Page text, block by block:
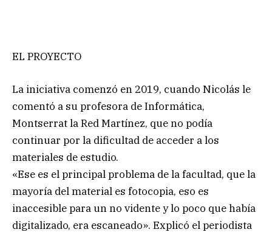
EL PROYECTO
La iniciativa comenzó en 2019, cuando Nicolás le
comentó a su profesora de Informática,
Montserrat la Red Martínez, que no podía
continuar por la dificultad de acceder a los
materiales de estudio.
«Ese es el principal problema de la facultad, que la
mayoría del material es fotocopia, eso es
inaccesible para un no vidente y lo poco que había
digitalizado, era escaneado». Explicó el periodista